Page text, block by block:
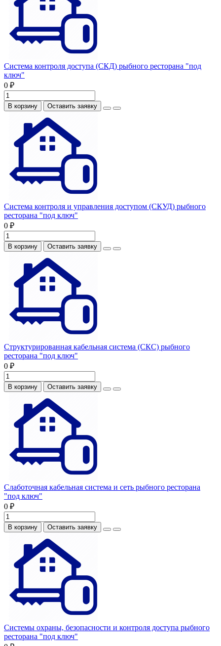
Система контроля доступа (СКД) рыбного ресторана "под
ключ"
0 ₽
В корзину Оставить заявку
Система контроля и управления доступом (СКУД) рыбного
ресторана "под ключ"
0 ₽
В корзину Оставить заявку
Структурированная кабельная система (СКС) рыбного
ресторана "под ключ"
0 ₽
В корзину Оставить заявку
Слаботочная кабельная система и сеть рыбного ресторана
"под ключ"
0 ₽
В корзину Оставить заявку
Системы охраны, безопасности и контроля доступа рыбного
ресторана "под ключ"